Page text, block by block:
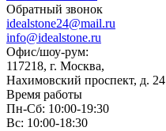
Обратный звонок
idealstone24@mail.ru
info@idealstone.ru
Офис/шоу-рум:
117218, г. Москва,
Нахимовский проспект, д. 24
Время работы
Пн-Сб: 10:00-19:30
Вс: 10:00-18:30